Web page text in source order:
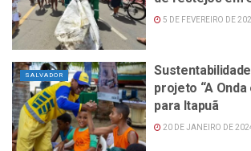
5 DE FEVEREIRO DE
SALVADOR
projeto “A
para Itapuã
20 DE JANEIRO DE